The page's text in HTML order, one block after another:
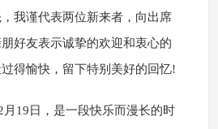
我谨代表两位新来者，向出席
好友表示诚挚的欢迎和衷心的
得愉快，留下特别美好的回忆!
月19日，是一段快乐而漫长的时